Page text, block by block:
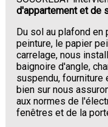
d'appartement et de
Du sol au plafond en
peinture, le papier
carrelage, nous
baignoire d'angle,
suspendu,
bien sur nous
aux normes de
fenêtres et de la